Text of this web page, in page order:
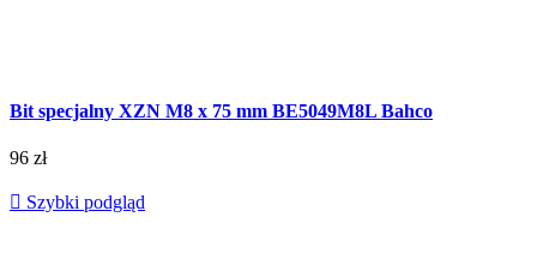
Bit specjalny XZN M8 x 75 mm BE5049M8L Bahco
96 zł
 Szybki podgląd